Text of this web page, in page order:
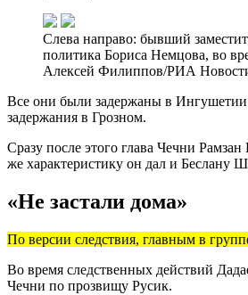
Слева направо: бывший
политика Бориса Немцова, во
Алексей Филиппов/РИА
Все они были задержаны в
задержания в Грозном.
Сразу после этого глава Чечни
же характеристику он дал и Беслану
«Не застали дома»
По версии следствия, главным в
Во время следственных действий
Чечни по прозвищу Русик.